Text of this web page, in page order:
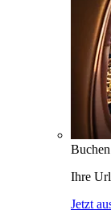
Ihre
Jetzt